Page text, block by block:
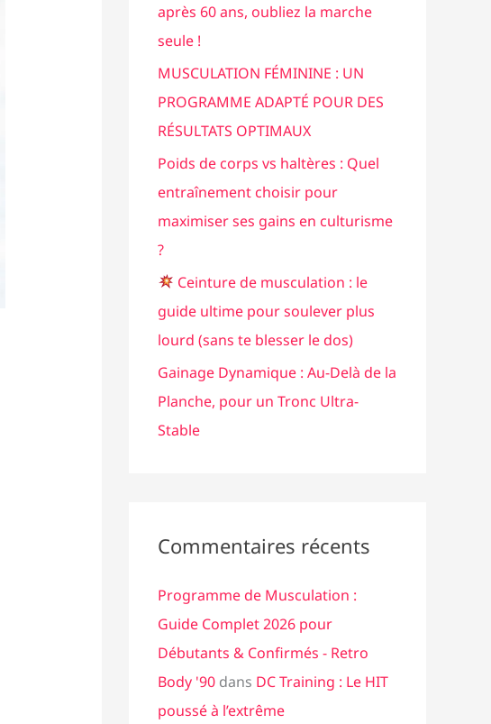
après 60 ans, oubliez la marche
seule !
MUSCULATION FÉMININE : UN
PROGRAMME ADAPTÉ POUR DES
RÉSULTATS OPTIMAUX
Poids de corps vs haltères : Quel
entraînement choisir pour
maximiser ses gains en culturisme
?
Ceinture de musculation : le
guide ultime pour soulever plus
lourd (sans te blesser le dos)
Gainage Dynamique : Au-Delà de la
Planche, pour un Tronc Ultra-
Stable
Commentaires récents
Programme de Musculation :
Guide Complet 2026 pour
Débutants & Confirmés - Retro
Body '90 dans DC Training : Le HIT
poussé à l’extrême